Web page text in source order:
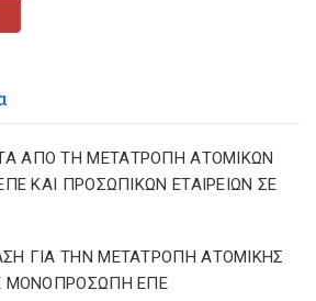
ΑΠΟ ΤΗ ΜΕΤΑΤΡΟΠΗ ΑΤΟΜΙΚΩΝ
ΚΑΙ ΠΡΟΣΩΠΙΚΩΝ ΕΤΑΙΡΕΙΩΝ ΣΕ
ΓΙΑ ΤΗΝ ΜΕΤΑΤΡΟΠΗ ΑΤΟΜΙΚΗΣ
ΜΟΝΟΠΡΟΣΩΠΗ ΕΠΕ